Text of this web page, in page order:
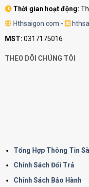
Thời gian hoạt động:
Hthsaigon.com -
MST: 0317175016
THEO DÕI CHÚNG TÔI
Tổng Hợp Thông Tin
Chính Sách Đổi Trả
Chính Sách Bảo Hành